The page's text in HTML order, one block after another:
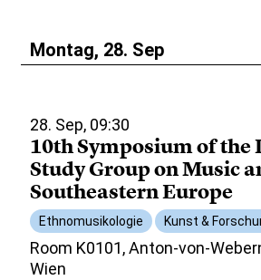
Montag, 28. Sep
28. Sep, 09:30
10th Symposium of the
Study Group on Music
Southeastern Europe
Ethnomusikologie Kunst &
Room K0101, Anton-von-
Wien